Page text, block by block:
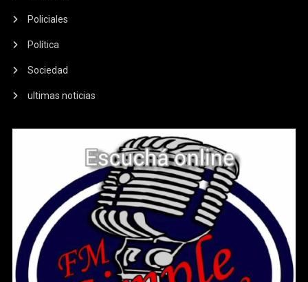
Policiales
Política
Sociedad
ultimas noticias